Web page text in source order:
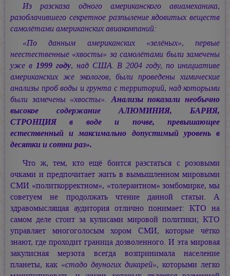
Из разсказа одного американского авиамеханика,
разоблачившего секретное разпыление ядовитых веществ
самолётами американских авиакомпаний:
«По данным американских «зелёных», первые
неестественные «хвосты» за самолётами были замечены
уже в 1999 году, над США. В 2004 году, по инициативе
американских же экологов, были проведены химические
анализы проб воды и грунта с территорий, над которыми
были замечены «хвосты».Анализы показали необычно
высокое содержание АЛЮМИНИЯ, БАРИЯ,
СТРОНЦИЯ в воде и почве, превышающее
естественный и максимально допустимый уровень в
десятки и сотни раз».
Что ж, тем, кто ещё боится разстаться с розовыми
очками и предпочитает жить в вымышленном мировыми
СМИ «политкорректном», «толерантном» зомбомирке, мы
советуем не продолжать чтение данной статьи. А
здравомыслящая аудитория отлично понимает: КТО на
самом деле стоит за кулисами мировой политики; КТО
управляет многоголосым хором СМИ, которые чётко
знают, где проходит граница дозволенного. И эта мировая
закулисная мерзота всегда возпринимала население
планеты, как «стадо двуногих дикарей», которыми легко